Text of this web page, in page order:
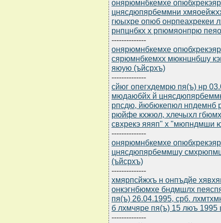
онярюмнбкемхе
цнясдюпярбеммни
гюыхре опюб онрпеахрекеи
рнпцнбкх х рпюмяонпрю
--------------
онярюмнбкемхе
сярюмнбкемхх мюкнцнбшу
яюую (ъйсрхъ)
--------------
сйюг опегхдемрю пя(ъ) нр
мюдаюбйх й
рпсдю, йюбюкепюл нпдемнб
рюйфе кхжюл, хлечыхл
свхрекэ яяяп" х "мюпндмши
--------------
онярюмнбкемхе
цнясдюпярбеммшу
(ъйсрхъ)
--------------
хмярпсйжхъ н онпъдйе
онкэгнбюмхе бндмшлх
пя(ъ) 26.04.1995, срб.
б лхмчяре пя(ъ) 15 люъ 1995
--------------